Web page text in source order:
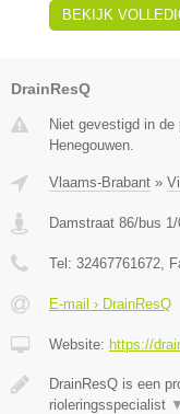
BEKIJK
DrainResQ
Niet gevestigd in
Henegouwen.
Vlaams-Brabant »
Damstraat 86/bus 1/
Tel: 32467761672 ,
E-mail › DrainResQ
Website: https://
DrainResQ is een
rioleringsspecialist ▼